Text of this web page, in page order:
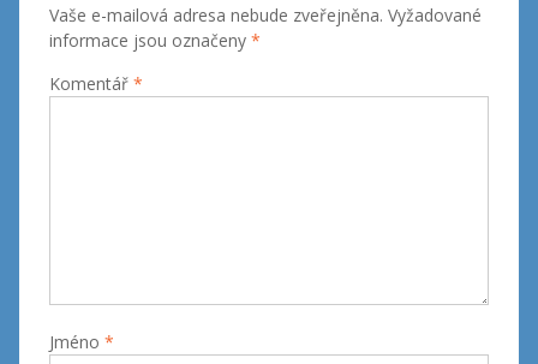
Vaše e-mailová adresa nebude zveřejněna. Vyžadované
informace jsou označeny *
Komentář *
Jméno *